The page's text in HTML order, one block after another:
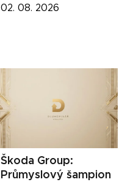
02. 08. 2026
Škoda Group:
Průmyslový šampion